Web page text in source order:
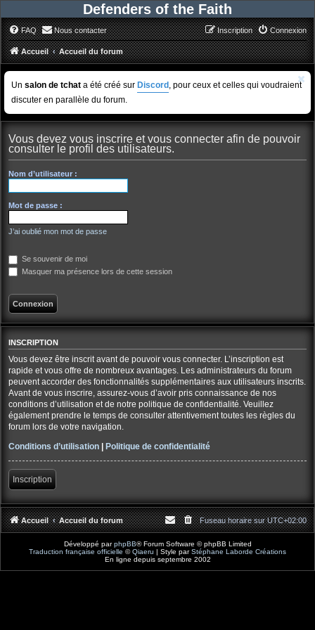
Defenders of the Faith
FAQ Nous contacter Connexion
Inscription
Accueil Accueil du forum
Un salon de tchat a été créé sur Discord , pour ceux et celles qui voudraient
discuter en parallèle du forum.
Vous devez vous inscrire et vous connecter afin de pouvoir
consulter le profil des utilisateurs.
Nom d’utilisateur :
Mot de passe :
J’ai oublié mon mot de passe
Se souvenir de moi
Masquer ma présence lors de cette session
INSCRIPTION
Vous devez être inscrit avant de pouvoir vous connecter. L’inscription est
rapide et vous offre de nombreux avantages. Les administrateurs du forum
peuvent accorder des fonctionnalités supplémentaires aux utilisateurs inscrits.
Avant de vous inscrire, assurez-vous d’avoir pris connaissance de nos
conditions d’utilisation et de notre politique de confidentialité. Veuillez
également prendre le temps de consulter attentivement toutes les règles du
forum lors de votre navigation.
Conditions d’utilisation | Politique de confidentialité
Inscription
Accueil Accueil du forum Fuseau horaire surUTC+02:00
Développé parphpBB® Forum Software © phpBB Limited
Traduction française officielle ©Qiaeru | Style parStéphane Laborde Créations
En ligne depuis septembre 2002